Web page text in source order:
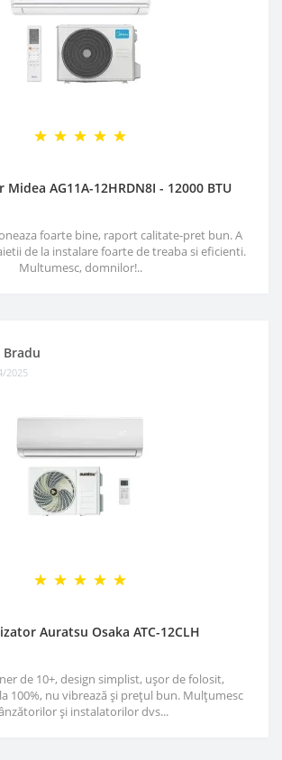
AG11A-12HRDN8I - 12000 BTU
foarte bine, raport calitate-pret bun. A
de la instalare foarte de treaba si eficienti.
Multumesc, domnilor!..
2025
Auratsu Osaka ATC-12CLH
de 10+, design simplist, ușor de folosit,
100%, nu vibrează și prețul bun. Mulțumesc
și instalatorilor dvs...